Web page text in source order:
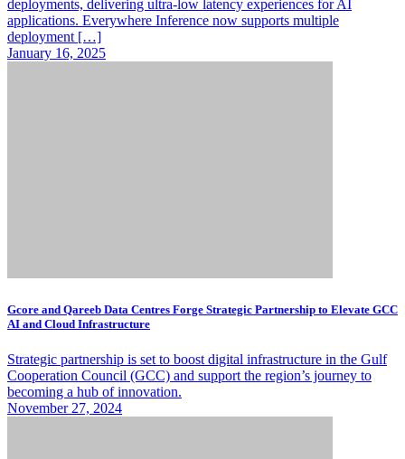
deployments, delivering ultra-low latency experiences for AI
applications. Everywhere Inference now supports multiple
deployment […]
January 16, 2025
Gcore and Qareeb Data Centres Forge Strategic Partnership to Elevate GCC
AI and Cloud Infrastructure
Strategic partnership is set to boost digital infrastructure in the Gulf
Cooperation Council (GCC) and support the region’s journey to
becoming a hub of innovation.
November 27, 2024